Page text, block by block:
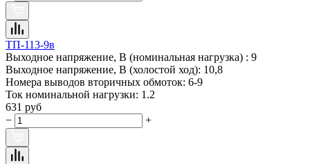
ТП-113-9в
Выходное напряжение, В (номинальная нагрузка) : 9
Выходное напряжение, В (холостой ход): 10,8
Номера выводов вторичных обмоток: 6-9
Ток номинальной нагрузки: 1.2
631 руб
−
+